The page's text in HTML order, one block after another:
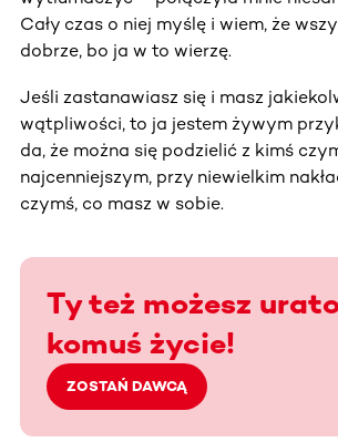
Cały czas o niej myślę i wiem, że
dobrze, bo ja w to wierzę.
Jeśli zastanawiasz się i masz
wątpliwości, to ja jestem żywym
da, że można się podzielić z kimś
najcenniejszym, przy niewielkim
czymś, co masz w sobie.
Ty też możesz
komuś życie!
ZOSTAŃ DAWCĄ